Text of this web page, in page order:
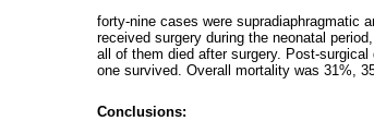
forty-nine cases were supradiaphragmatic
received surgery during the neonatal
all of them died after surgery. Post-
one survived. Overall mortality was 31%,
Conclusions: